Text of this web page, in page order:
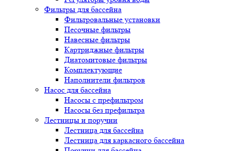
Фильтры для бассейна
Фильтровальные установки
Песочные фильтры
Навесные фильтры
Картриджные фильтры
Диатомитовые фильтры
Комплектующие
Наполнители фильтров
Насос для бассейна
Насосы с префильтром
Насосы без префильтра
Лестницы и поручни
Лестница для бассейна
Лестница для каркасного бассейна